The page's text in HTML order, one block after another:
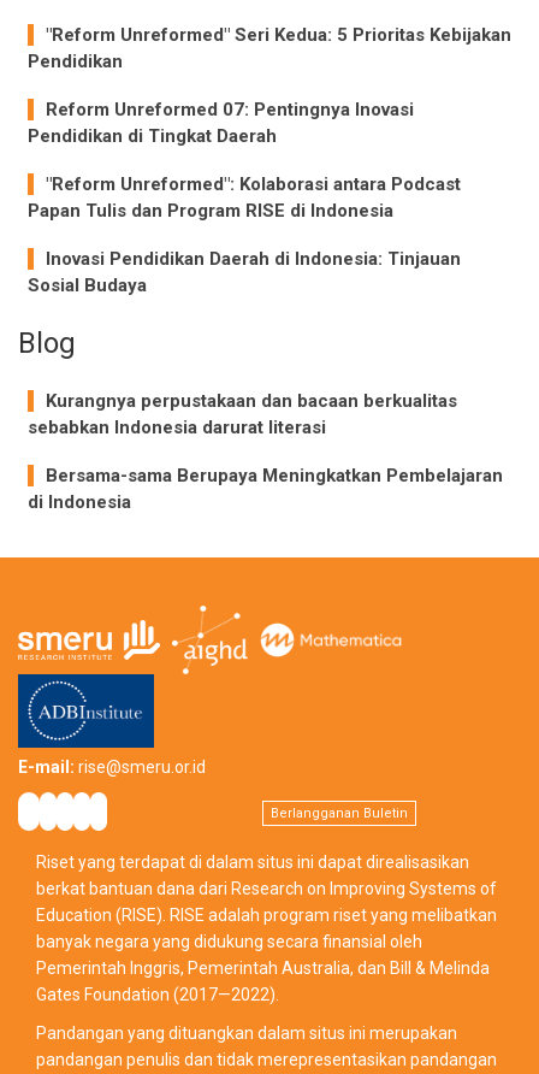
"Reform Unreformed" Seri Kedua: 5 Prioritas Kebijakan
Pendidikan
Reform Unreformed 07: Pentingnya Inovasi
Pendidikan di Tingkat Daerah
"Reform Unreformed": Kolaborasi antara Podcast
Papan Tulis dan Program RISE di Indonesia
Inovasi Pendidikan Daerah di Indonesia: Tinjauan
Sosial Budaya
Blog
Kurangnya perpustakaan dan bacaan berkualitas
sebabkan Indonesia darurat literasi
Bersama-sama Berupaya Meningkatkan Pembelajaran
di Indonesia
E-mail: rise@smeru.or.id
Berlangganan Buletin
Riset yang terdapat di dalam situs ini dapat direalisasikan
berkat bantuan dana dari Research on Improving Systems of
Education (RISE). RISE adalah program riset yang melibatkan
banyak negara yang didukung secara finansial oleh
Pemerintah Inggris, Pemerintah Australia, dan Bill & Melinda
Gates Foundation (2017—2022).
Pandangan yang dituangkan dalam situs ini merupakan
pandangan penulis dan tidak merepresentasikan pandangan